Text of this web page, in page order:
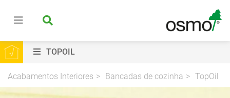
TOPOIL
Acabamentos Interiores Bancadas de cozinha TopOil